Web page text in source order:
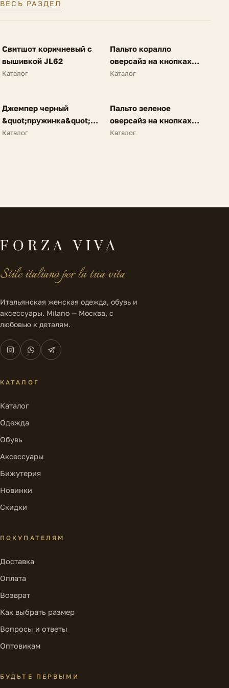
ВЕСЬ РАЗДЕЛ
NEW
FV
Свитшот коричневый с
вышивкой JL62
Каталог
SALE
FV
Пальто коралло
оверсайз на кнопках
A62
Каталог
NEW
FV
Джемпер черный
&quot;пружинка&quot;
N25
Каталог
SALE
FV
Пальто зеленое
оверсайз на кнопках
A62
Каталог
FORZA VIVA
Stile italiano per la tua vita
Итальянская женская одежда, обувь и
аксессуары. Milano — Москва, с
любовью к деталям.
КАТАЛОГ
Каталог
Одежда
Обувь
Аксессуары
Бижутерия
Новинки
Скидки
ПОКУПАТЕЛЯМ
Доставка
Оплата
Возврат
Как выбрать размер
Вопросы и ответы
Оптовикам
БУДЬТЕ ПЕРВЫМИ